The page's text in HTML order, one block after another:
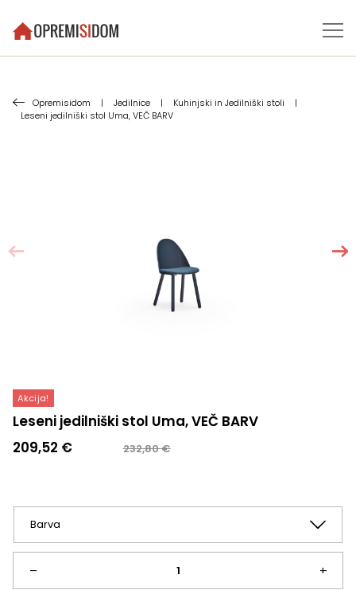
Opremisidom | Jedilnice | Kuhinjski in Jedilniški stoli
|
Leseni jedilniški stol Uma, VEČ BARV
Akcija!
Leseni jedilniški stol Uma, VEČ BARV
232,80€
Izvirna
bila:
232,80 €.
209,52 €
Trenutna
209,52 €.
–
Leseni +